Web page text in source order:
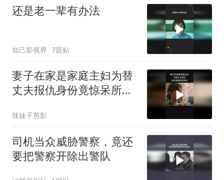
还是老一辈有办法
知己影视界 7跟贴
妻子在家是家庭主妇为替
丈夫报仇身份竟惊呆所有
辣妹子剪影
司机当众威胁警察，竟还
要把警察开除出警队